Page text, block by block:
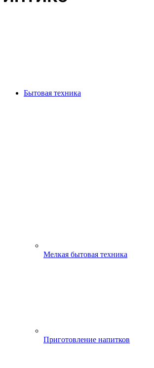
Бытовая техника
Мелкая бытовая техника
Приготовление напитков